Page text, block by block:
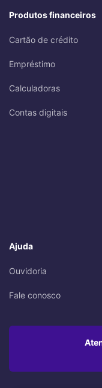
Produtos financeiros
Cartão de crédito
Empréstimo
Calculadoras
Contas digitais
Ajuda
Ouvidoria
Fale conosco